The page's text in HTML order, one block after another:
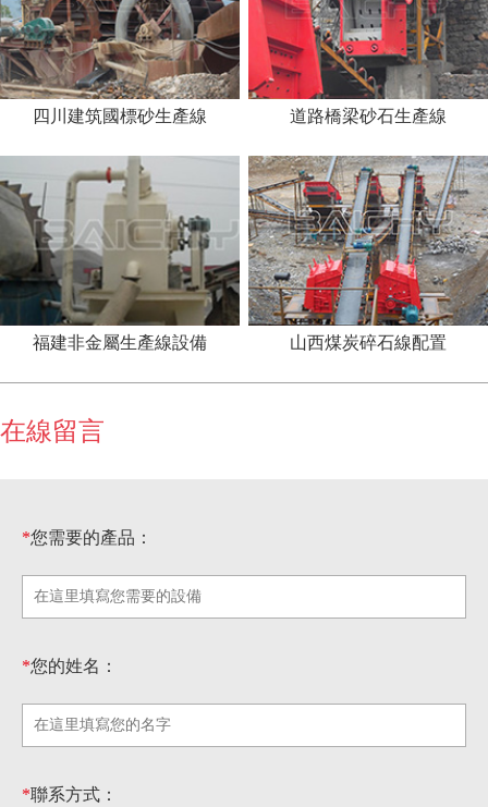
四川建筑國標砂生產線 道路橋梁砂石生產線
福建非金屬生產線設備 山西煤炭碎石線配置
在線留言
*您需要的產品：
*您的姓名：
*聯系方式：